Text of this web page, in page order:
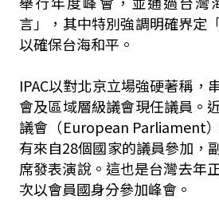
言」，其中特別強調明確界定
以確保台海和平。
IPAC以對北京立場強硬著稱，
會及區域層級議會現任議員。
議會（European Parliament
有來自28個國家的議員參加，
席發表演說。這也是台灣去年
次以會員國身分參加峰會。